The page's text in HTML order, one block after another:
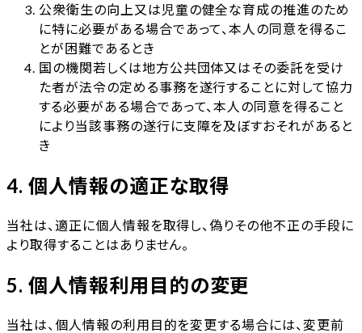
公衆衛生の向上又は児童の健全な育成の推進のため
に特に必要がある場合であって、本人の同意を得るこ
とが困難であるとき
国の機関若しくは地方公共団体又はその委託を受け
た者が法令の定める事務を遂行することに対して協力
する必要がある場合であって、本人の同意を得ること
により当該事務の遂行に支障を及ぼすおそれがあると
き
4. 個人情報の適正な取得
当社は、適正に個人情報を取得し、偽りその他不正の手段に
より取得することはありません。
5. 個人情報利用目的の変更
当社は、個人情報の利用目的を変更する場合には、変更前